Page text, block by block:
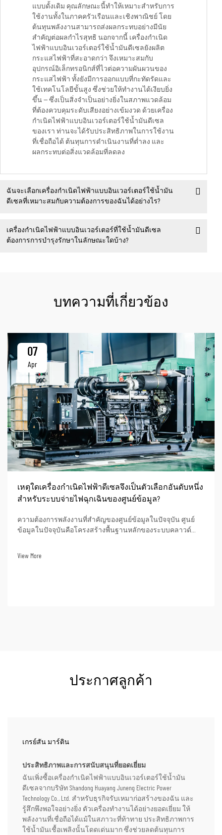
แบบดั้งเดิม คุณลักษณะนี้ทำให้เหมาะสำหรับการ
ใช้งานทั้งในภาคครัวเรือนและเชิงพาณิชย์ โดย
ต้นทุนพลังงานสามารถส่งผลกระทบอย่างมีนัย
สำคัญต่อผลกำไรสุทธิ นอกจากนี้ เครื่องกำเนิด
ไฟฟ้าแบบอินเวอร์เตอร์ใช้น้ำมันดีเซลยังผลิต
กระแสไฟฟ้าที่สะอาดกว่า จึงเหมาะสมกับ
อุปกรณ์อิเล็กทรอนิกส์ที่ไวต่อความผันผวนของ
กระแสไฟฟ้า ทั้งยังมีการออกแบบที่กะทัดรัดและ
ใช้เทคโนโลยีขั้นสูง ซึ่งช่วยให้ทำงานได้เงียบยิ่ง
ขึ้น — ซึ่งเป็นสิ่งจำเป็นอย่างยิ่งในสภาพแวดล้อม
ที่ต้องควบคุมระดับเสียงอย่างเข้มงวด ด้วยเครื่อง
กำเนิดไฟฟ้าแบบอินเวอร์เตอร์ใช้น้ำมันดีเซล
ของเรา ท่านจะได้รับประสิทธิภาพในการใช้งาน
ที่เชื่อถือได้ ต้นทุนการดำเนินงานที่ต่ำลง และ
ผลกระทบต่อสิ่งแวดล้อมที่ลดลง
ฉันจะเลือกเครื่องกำเนิดไฟฟ้าแบบอินเวอร์เตอร์ใช้น้ำมัน
ดีเซลที่เหมาะสมกับความต้องการของฉันได้อย่างไร?
เครื่องกำเนิดไฟฟ้าแบบอินเวอร์เตอร์ที่ใช้น้ำมันดีเซล
ต้องการการบำรุงรักษาในลักษณะใดบ้าง?
บทความที่เกี่ยวข้อง
07
Apr
เหตุใดเครื่องกำเนิดไฟฟ้าดีเซลจึงเป็นตัวเลือกอันดับหนึ่ง
สำหรับระบบจ่ายไฟฉุกเฉินของศูนย์ข้อมูล?
ความต้องการพลังงานที่สำคัญของศูนย์ข้อมูลในปัจจุบัน ศูนย์
ข้อมูลในปัจจุบันคือโครงสร้างพื้นฐานหลักของระบบคลาวด์
View More
ประกาศลูกค้า
เกรย์สัน มาร์ติน
ประสิทธิภาพและการสนับสนุนที่ยอดเยี่ยม
ฉันเพิ่งซื้อเครื่องกำเนิดไฟฟ้าแบบอินเวอร์เตอร์ใช้น้ำมัน
ดีเซลจากบริษัท Shandong Huayang Juneng Electric Power
Technology Co., Ltd. สำหรับธุรกิจรับเหมาก่อสร้างของฉัน และ
รู้สึกพึงพอใจอย่างยิ่ง ตัวเครื่องทำงานได้อย่างยอดเยี่ยม ให้
พลังงานที่เชื่อถือได้แม้ในสภาวะที่ท้าทาย ประสิทธิภาพการ
ใช้น้ำมันเชื้อเพลิงนั้นโดดเด่นมาก ซึ่งช่วยลดต้นทุนการ